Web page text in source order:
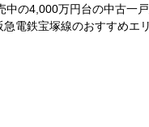
中の4,000万円台の中古一
電鉄宝塚線のおすすめエ